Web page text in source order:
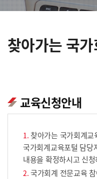
찾아가는 국
교육신청안내
찾아가는 국가회계
국가회계교육포털 담당
내용을 확정하시고 신
국가회계 전문교육